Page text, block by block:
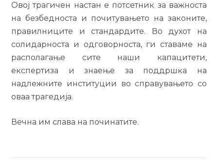
Овој трагичен настан е потсетник за важноста
на безбедноста и почитувањето на законите,
правилниците и стандардите. Во духот на
солидарноста и одговорноста, ги ставаме на
располагање сите наши капацитети,
експертиза и знаење за поддршка на
надлежните институции во справувањето со
оваа трагедија.
Вечна им слава на починатите.